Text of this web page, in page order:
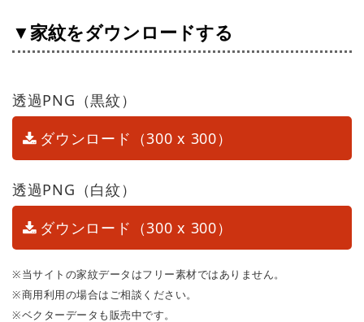
▼家紋をダウンロードする
透過PNG（黒紋）
ダウンロード（300 x 300）
透過PNG（白紋）
ダウンロード（300 x 300）
※当サイトの家紋データはフリー素材ではありません。
※商用利用の場合はご相談ください。
※ベクターデータも販売中です。